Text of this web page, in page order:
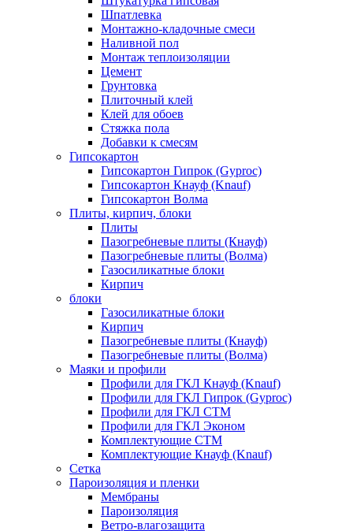
Шпатлевка
Монтажно-кладочные смеси
Наливной пол
Монтаж теплоизоляции
Цемент
Грунтовка
Плиточный клей
Клей для обоев
Стяжка пола
Добавки к смесям
Гипсокартон
Гипсокартон Гипрок (Gyproc)
Гипсокартон Кнауф (Knauf)
Гипсокартон Волма
Плиты, кирпич, блоки
Плиты
Пазогребневые плиты (Кнауф)
Пазогребневые плиты (Волма)
Газосиликатные блоки
Кирпич
блоки
Газосиликатные блоки
Кирпич
Пазогребневые плиты (Кнауф)
Пазогребневые плиты (Волма)
Маяки и профили
Профили для ГКЛ Кнауф (Knauf)
Профили для ГКЛ Гипрок (Gyproc)
Профили для ГКЛ СТМ
Профили для ГКЛ Эконом
Комплектующие СТМ
Комплектующие Кнауф (Knauf)
Сетка
Пароизоляция и пленки
Мембраны
Пароизоляция
Ветро-влагозащита